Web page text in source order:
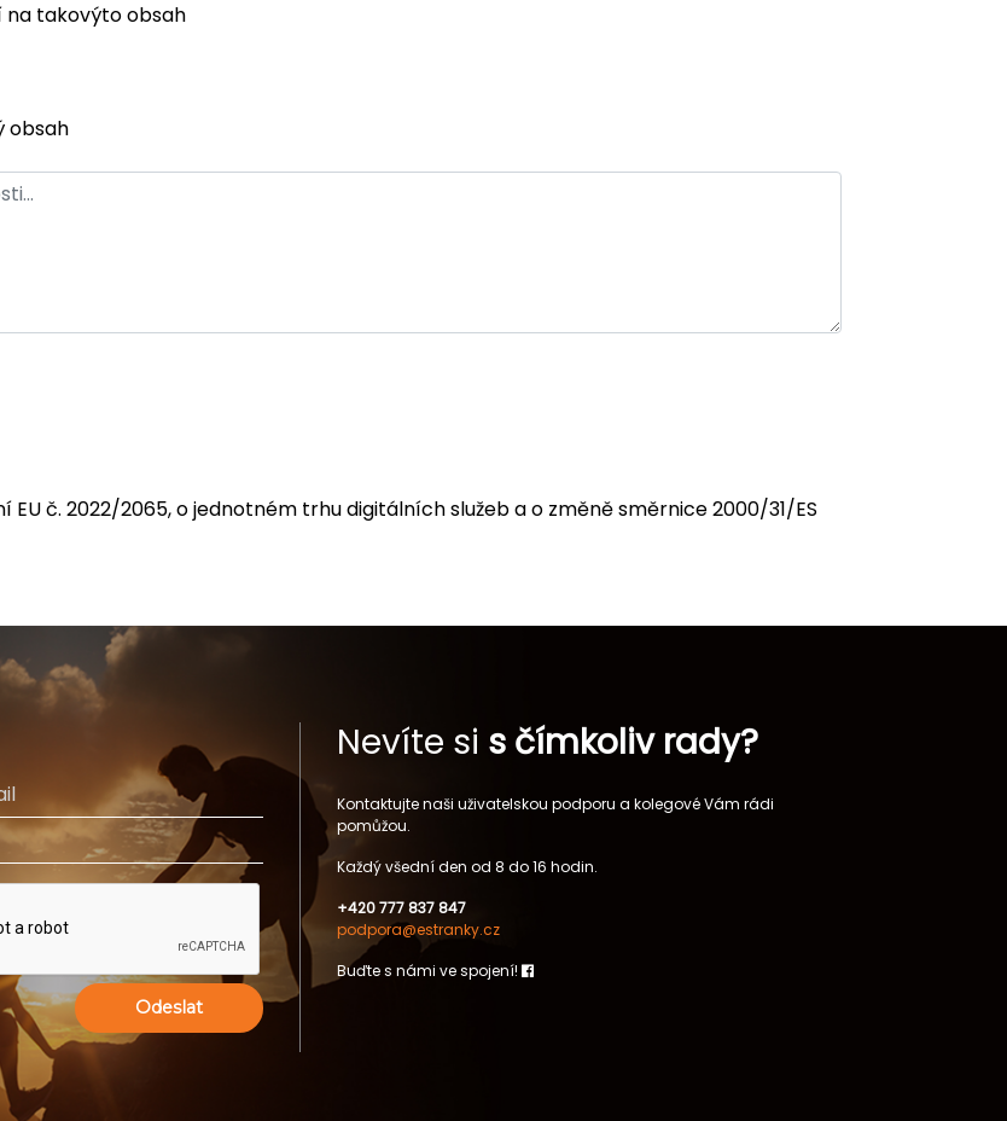
na takovýto obsah
obsah
EU č. 2022/2065, o jednotném trhu digitálních služeb a o změně směrnice 2000/31/ES
Odeslat
Nevíte si s čímkoliv rady?
Kontaktujte naši uživatelskou podporu a kolegové Vám rádi
pomůžou.
Každý všední den od 8 do 16 hodin.
+420 777 837 847
podpora@estranky.cz
Buďte s námi ve spojení!